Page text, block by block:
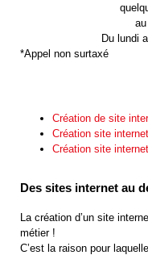
Du lundi
*Appel non surtaxé
Création de site
Création site
Création site
Des sites internet au
La création d’un site
métier !
C’est la raison pour